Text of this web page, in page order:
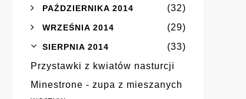
PAŹDZIERNIKA 2014 (32)
WRZEŚNIA 2014 (29)
SIERPNIA 2014
(33)
Przystawki z kwiatów nasturcji
Minestrone - zupa z mieszanych